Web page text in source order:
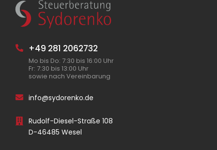
+49 281 2062732
Mo bis Do: 7:30 bis 16:00 Uhr
Fr: 7:30 bis 13:00 Uhr
sowie nach Vereinbarung
info@sydorenko.de
Rudolf-Diesel-Straße 108
D-46485 Wesel